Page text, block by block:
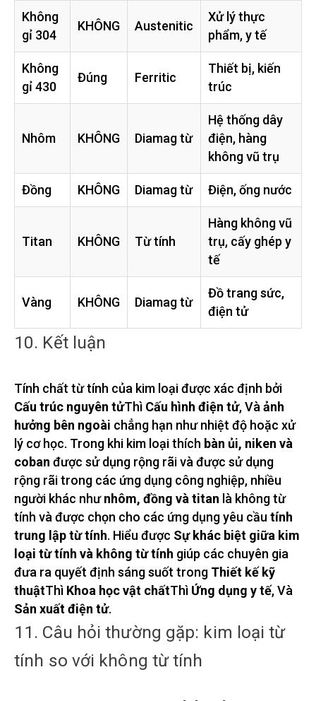
Không
gỉ 304
KHÔNG Austenitic
Xử lý thực
phẩm, y tế
Không
gỉ 430
Đúng Ferritic
Thiết bị, kiến ​​
trúc
Nhôm KHÔNG Diamag từ
Hệ thống dây
điện, hàng
không vũ trụ
Đồng KHÔNG Diamag từ Điện, ống nước
Titan KHÔNG Từ tính
Hàng không vũ
trụ, cấy ghép y
tế
Vàng KHÔNG Diamag từ
Đồ trang sức,
điện tử
10. Kết luận
Tính chất từ ​​tính của kim loại được xác định bởi
Cấu trúc nguyên tửThì Cấu hình điện tử, Và ảnh
hưởng bên ngoài chẳng hạn như nhiệt độ hoặc xử
lý cơ học. Trong khi kim loại thích bàn ủi, niken và
coban được sử dụng rộng rãi và được sử dụng
rộng rãi trong các ứng dụng công nghiệp, nhiều
người khác nhưnhôm, đồng và titan là không từ
tính và được chọn cho các ứng dụng yêu cầu tính
trung lập từ tính. Hiểu được Sự khác biệt giữa kim
loại từ tính và không từ tính giúp các chuyên gia
đưa ra quyết định sáng suốt trong Thiết kế kỹ
thuậtThì Khoa học vật chấtThì Ứng dụng y tế, Và
Sản xuất điện tử.
11. Câu hỏi thường gặp: kim loại từ
tính so với không từ tính